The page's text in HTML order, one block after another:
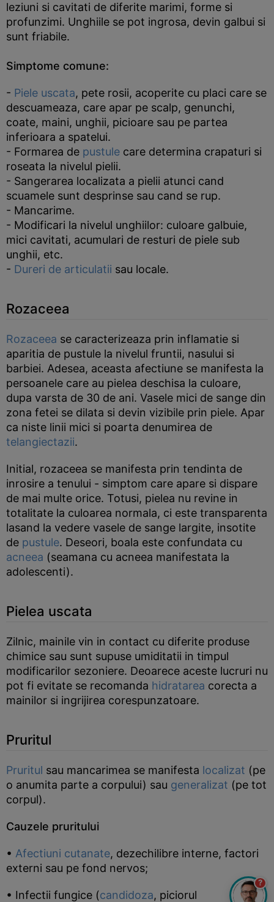
leziuni si cavitati de diferite marimi, forme si
profunzimi. Unghiile se pot ingrosa, devin galbui si
sunt friabile.
Simptome comune:
- Piele uscata, pete rosii, acoperite cu placi care se
descuameaza, care apar pe scalp, genunchi,
coate, maini, unghii, picioare sau pe partea
inferioara a spatelui.
- Formarea de pustule care determina crapaturi si
roseata la nivelul pielii.
- Sangerarea localizata a pielii atunci cand
scuamele sunt desprinse sau cand se rup.
- Mancarime.
- Modificari la nivelul unghiilor: culoare galbuie,
mici cavitati, acumulari de resturi de piele sub
unghii, etc.
- Dureri de articulatii sau locale.
Rozaceea
Rozaceea se caracterizeaza prin inflamatie si
aparitia de pustule la nivelul fruntii, nasului si
barbiei. Adesea, aceasta afectiune se manifesta la
persoanele care au pielea deschisa la culoare,
dupa varsta de 30 de ani. Vasele mici de sange din
zona fetei se dilata si devin vizibile prin piele. Apar
ca niste linii mici si poarta denumirea de
telangiectazii.
Initial, rozaceea se manifesta prin tendinta de
inrosire a tenului - simptom care apare si dispare
de mai multe orice. Totusi, pielea nu revine in
totalitate la culoarea normala, ci este transparenta
lasand la vedere vasele de sange largite, insotite
de pustule. Deseori, boala este confundata cu
acneea (seamana cu acneea manifestata la
adolescenti).
Pielea uscata
Zilnic, mainile vin in contact cu diferite produse
chimice sau sunt supuse umiditatii in timpul
modificarilor sezoniere. Deoarece aceste lucruri nu
pot fi evitate se recomanda hidratarea corecta a
mainilor si ingrijirea corespunzatoare.
Pruritul
Pruritul sau mancarimea se manifesta localizat (pe
o anumita parte a corpului) sau generalizat (pe tot
corpul).
Cauzele pruritului
• Afectiuni cutanate, dezechilibre interne, factori
externi sau pe fond nervos;
• Infectii fungice (candidoza, piciorul
?